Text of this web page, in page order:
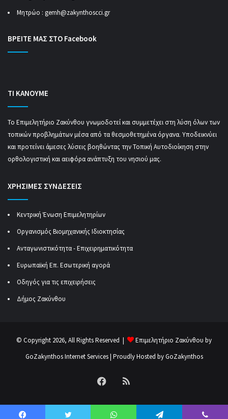
Μητρώο : gemh@zakynthoscci.gr
ΒΡΕΙΤΕ ΜΑΣ ΣΤΟ Facebook
ΤΙ ΚΑΝΟΥΜΕ
Το Επιμελητήριο Ζακύνθου γνωμοδοτεί και συμμετέχει στη λύση όλων των
τοπικών προβλημάτων μέσα από τα θεσμοθετημένα όργανα. Υποδεικνύει
και προτείνει άμεσες λύσεις βοηθώντας την Τοπική Αυτοδιοίκηση στην
ορθολογιστική και αειφόρα ανάπτυξη του νησιού μας.
ΧΡΗΣΙΜΕΣ ΣΥΝΔΕΣΕΙΣ
Κεντρική Ένωση Επιμελητηρίων
Οργανισμός Βιομηχανικής Ιδιοκτησίας
Ανταγωνιστικότητα - Επιχειρηματικότητα
Ευρωπαϊκή Επ. Εσωτερική αγορά
Οδηγός για τις επιχειρήσεις
Δήμος Ζακύνθου
© Copyright 2026, All Rights Reserved |
Επιμελητήριο Ζακύνθου by
GoZakynthos Internet Services| Proudly Hosted byGoZakynthos
Facebook